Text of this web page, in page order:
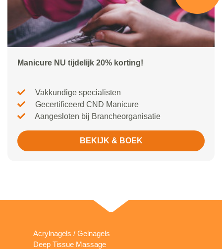
Manicure NU tijdelijk 20% korting!
Vakkundige specialisten
Gecertificeerd CND Manicure
Aangesloten bij Brancheorganisatie
BEKIJK & BOEK
Acrylnagels / Gelnagels
Deep Tissue Massage